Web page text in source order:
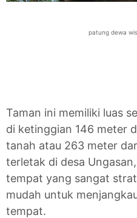
patung dewa
Taman ini memiliki luas
di ketinggian 146 meter
tanah atau 263 meter
terletak di desa
tempat yang sangat
mudah untuk
tempat.